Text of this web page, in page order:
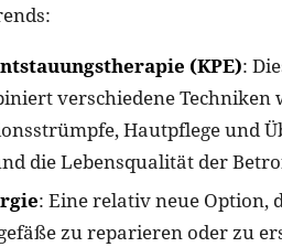
(KPE):
verschiedene Techniken
Hautpflege und
die Lebensqualität der
: Eine relativ neue Option,
zu reparieren oder zu